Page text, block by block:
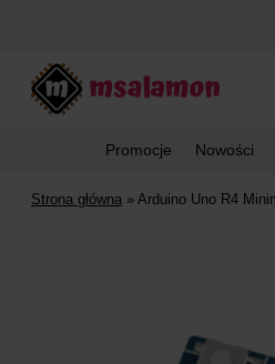
Promocje Nowości
Strona główna » Arduino Uno R4